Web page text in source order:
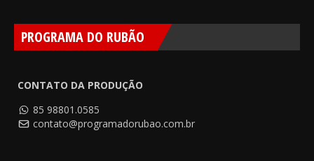
PROGRAMA DO RUBÃO
CONTATO DA PRODUÇÃO
85 98801.0585
contato@programadorubao.com.br